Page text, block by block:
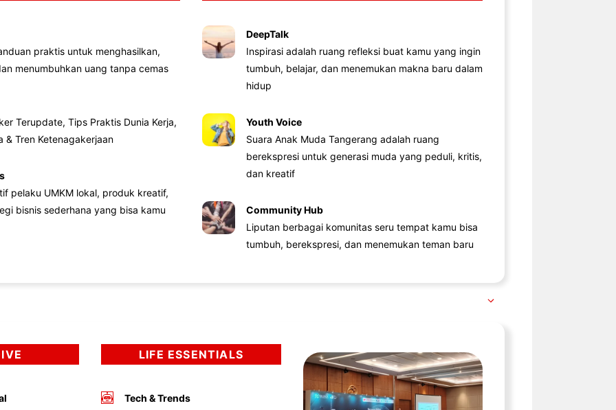
praktis untuk menghasilkan,
menumbuhkan uang tanpa cemas
Terupdate, Tips Praktis Dunia Kerja,
& Tren Ketenagakerjaan
pelaku UMKM lokal, produk kreatif,
bisnis sederhana yang bisa kamu
DeepTalk
Inspirasi adalah ruang refleksi buat kamu yang ingin
tumbuh, belajar, dan menemukan makna baru dalam
hidup
Youth Voice
Suara Anak Muda Tangerang adalah ruang
berekspresi untuk generasi muda yang peduli, kritis,
dan kreatif
Community Hub
Liputan berbagai komunitas seru tempat kamu bisa
tumbuh, berekspresi, dan menemukan teman baru
LIFE ESSENTIALS
Tech & Trends